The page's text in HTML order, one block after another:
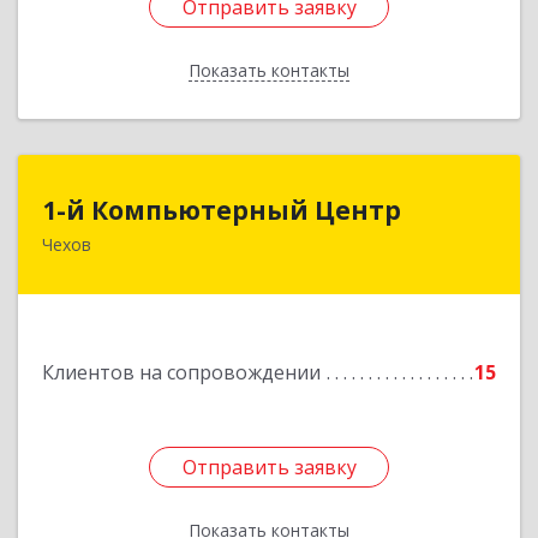
Отправить заявку
Показать контакты
Отправить заявку
Назад
1-й Компьютерный Центр
Чехов
Клиентов на сопровождении 15
Отправить заявку
Показать контакты
1-й Компьютерный Центр
142306, Московская обл, Чеховский р-н, Чехов
Отправить заявку
Назад